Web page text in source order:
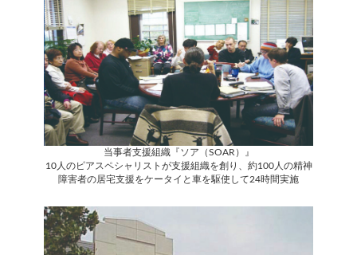
当事者支援組織『ソア（SOAR）』
10人のピアスペシャリストが支援組織を創り、約100人の精神
障害者の居宅支援をケータイと車を駆使して24時間実施